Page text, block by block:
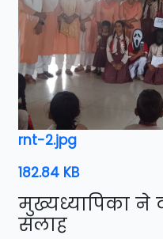
rnt-2.jpg
182.84 KB
मुख्यध्यापिका ने
सलाह